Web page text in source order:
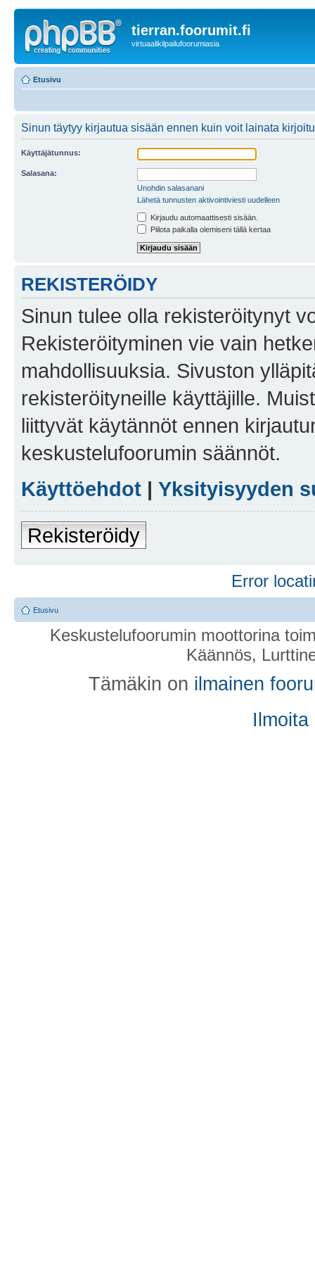
tierran.foorumit.fi
virtuaalikilpailufoorumiasia
Etusivu
Sinun täytyy kirjautua sisään ennen kuin voit lainata
Käyttäjätunnus:
Salasana:
Unohdin salasanani
Lähetä tunnusten aktivointiviesti uudelleen
Kirjaudu automaattisesti sisään.
Piilota paikalla olemiseni tällä kertaa
REKISTERÖIDY
Sinun tulee olla rekisteröitynyt
Rekisteröityminen vie vain
mahdollisuuksia. Sivuston
rekisteröityneille käyttäjille.
liittyvät käytännöt ennen
keskustelufoorumin säännöt.
Käyttöehdot | Yksityisyyden
Rekisteröidy
Error
Etusivu
Keskustelufoorumin moottorina
Käännös,
Tämäkin on ilmainen